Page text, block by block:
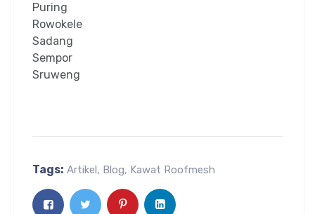
Puring
Rowokele
Sadang
Sempor
Sruweng
Tags: Artikel , Blog, Kawat Roofmesh